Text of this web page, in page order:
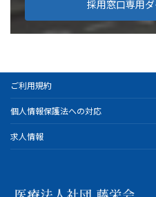
採用窓口専用
ご利用規約
個人情報保護法への対応
求人情報